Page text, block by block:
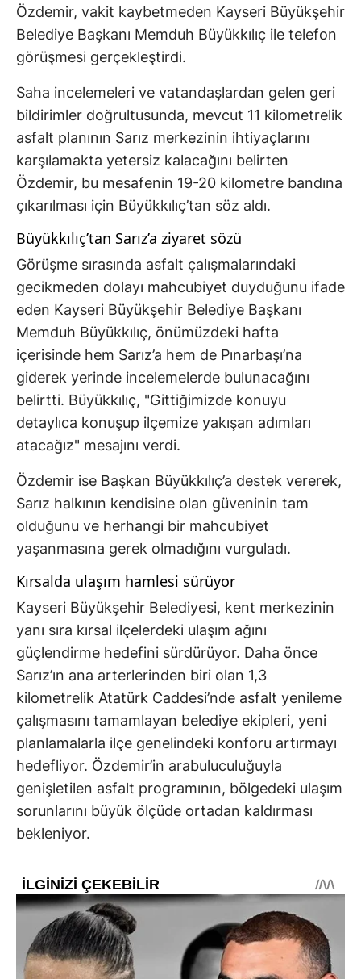
Özdemir, vakit kaybetmeden Kayseri Büyükşehir
Belediye Başkanı Memduh Büyükkılıç ile telefon
görüşmesi gerçekleştirdi.
Saha incelemeleri ve vatandaşlardan gelen geri
bildirimler doğrultusunda, mevcut 11 kilometrelik
asfalt planının Sarız merkezinin ihtiyaçlarını
karşılamakta yetersiz kalacağını belirten
Özdemir, bu mesafenin 19-20 kilometre bandına
çıkarılması için Büyükkılıç’tan söz aldı.
Büyükkılıç’tan Sarız’a ziyaret sözü
Görüşme sırasında asfalt çalışmalarındaki
gecikmeden dolayı mahcubiyet duyduğunu ifade
eden Kayseri Büyükşehir Belediye Başkanı
Memduh Büyükkılıç, önümüzdeki hafta
içerisinde hem Sarız’a hem de Pınarbaşı’na
giderek yerinde incelemelerde bulunacağını
belirtti. Büyükkılıç, "Gittiğimizde konuyu
detaylıca konuşup ilçemize yakışan adımları
atacağız" mesajını verdi.
Özdemir ise Başkan Büyükkılıç’a destek vererek,
Sarız halkının kendisine olan güveninin tam
olduğunu ve herhangi bir mahcubiyet
yaşanmasına gerek olmadığını vurguladı.
Kırsalda ulaşım hamlesi sürüyor
Kayseri Büyükşehir Belediyesi, kent merkezinin
yanı sıra kırsal ilçelerdeki ulaşım ağını
güçlendirme hedefini sürdürüyor. Daha önce
Sarız’ın ana arterlerinden biri olan 1,3
kilometrelik Atatürk Caddesi’nde asfalt yenileme
çalışmasını tamamlayan belediye ekipleri, yeni
planlamalarla ilçe genelindeki konforu artırmayı
hedefliyor. Özdemir’in arabuluculuğuyla
genişletilen asfalt programının, bölgedeki ulaşım
sorunlarını büyük ölçüde ortadan kaldırması
bekleniyor.